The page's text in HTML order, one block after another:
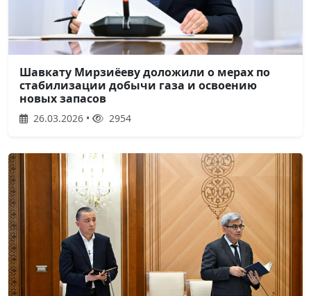
Шавкату Мирзиёеву доложили о мерах по
стабилизации добычи газа и освоению
новых запасов
26.03.2026 • 2954